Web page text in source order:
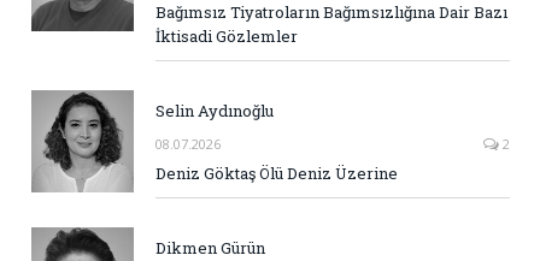
Bağımsız Tiyatroların Bağımsızlığına Dair Bazı
İktisadi Gözlemler
Selin Aydınoğlu
08.07.2026 2
Deniz Göktaş Ölü Deniz Üzerine
Dikmen Gürün